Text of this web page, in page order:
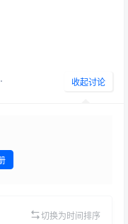
收起讨论
切换为时间排序